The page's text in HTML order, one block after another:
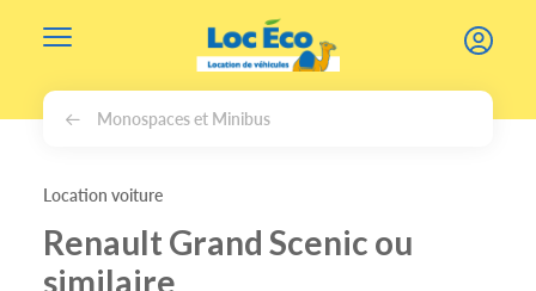
Monospaces et Minibus
Location voiture
Renault Grand Scenic ou
similaire